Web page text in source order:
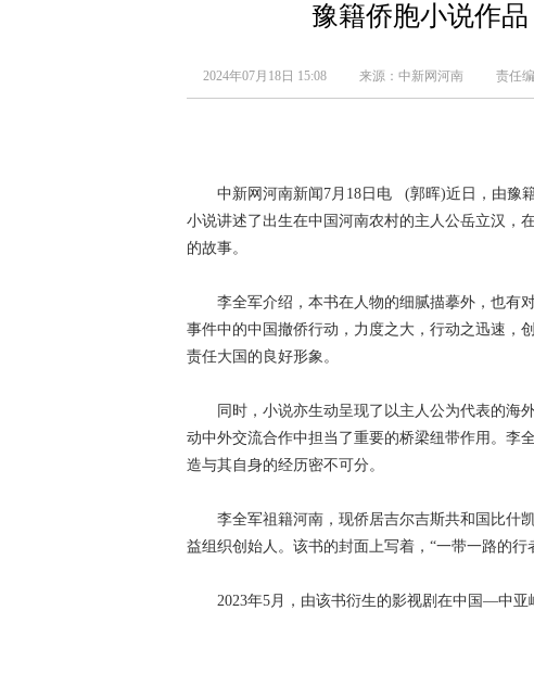
豫籍侨胞小说作
2024年07月18日 15:08 来源：中新网河南 责任
中新网河南新闻7月18日电 (郭晖)近日，由豫籍
小说讲述了出生在中国河南农村的主人公岳立汉，
的故事。
李全军介绍，本书在人物的细腻描摹外，也有
事件中的中国撤侨行动，力度之大，行动之迅速，
责任大国的良好形象。
同时，小说亦生动呈现了以主人公为代表的海外
动中外交流合作中担当了重要的桥梁纽带作用。李
造与其自身的经历密不可分。
李全军祖籍河南，现侨居吉尔吉斯共和国比什凯
益组织创始人。该书的封面上写着，“一带一路的行
2023年5月，由该书衍生的影视剧在中国—中亚